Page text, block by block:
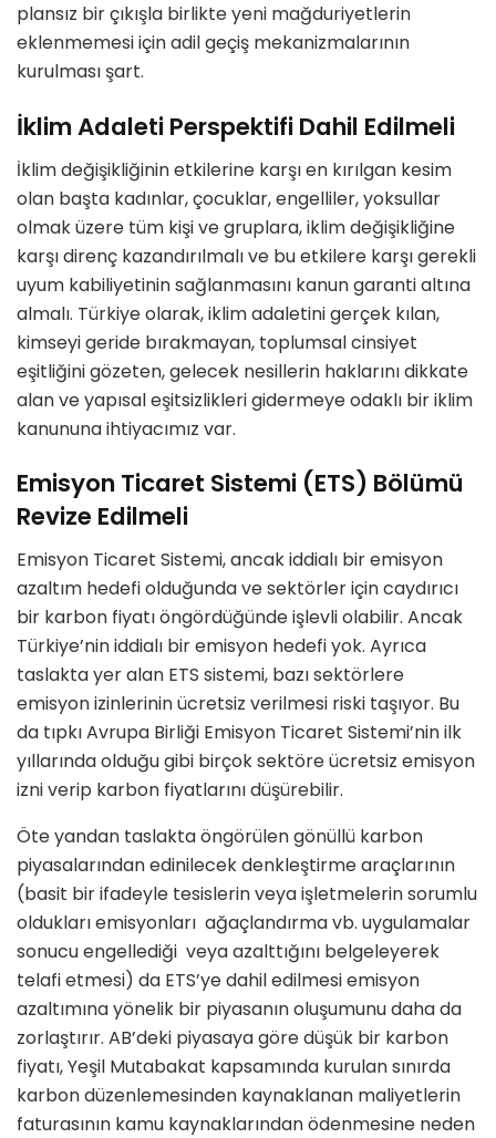
plansız bir çıkışla birlikte yeni mağduriyetlerin
eklenmemesi için adil geçiş mekanizmalarının
kurulması şart.
İklim Adaleti Perspektifi Dahil Edilmeli
İklim değişikliğinin etkilerine karşı en kırılgan kesim
olan başta kadınlar, çocuklar, engelliler, yoksullar
olmak üzere tüm kişi ve gruplara, iklim değişikliğine
karşı direnç kazandırılmalı ve bu etkilere karşı gerekli
uyum kabiliyetinin sağlanmasını kanun garanti altına
almalı. Türkiye olarak, iklim adaletini gerçek kılan,
kimseyi geride bırakmayan, toplumsal cinsiyet
eşitliğini gözeten, gelecek nesillerin haklarını dikkate
alan ve yapısal eşitsizlikleri gidermeye odaklı bir iklim
kanununa ihtiyacımız var.
Emisyon Ticaret Sistemi (ETS) Bölümü
Revize Edilmeli
Emisyon Ticaret Sistemi, ancak iddialı bir emisyon
azaltım hedefi olduğunda ve sektörler için caydırıcı
bir karbon fiyatı öngördüğünde işlevli olabilir. Ancak
Türkiye’nin iddialı bir emisyon hedefi yok. Ayrıca
taslakta yer alan ETS sistemi, bazı sektörlere
emisyon izinlerinin ücretsiz verilmesi riski taşıyor. Bu
da tıpkı Avrupa Birliği Emisyon Ticaret Sistemi’nin ilk
yıllarında olduğu gibi birçok sektöre ücretsiz emisyon
izni verip karbon fiyatlarını düşürebilir.
Öte yandan taslakta öngörülen gönüllü karbon
piyasalarından edinilecek denkleştirme araçlarının
(basit bir ifadeyle tesislerin veya işletmelerin sorumlu
oldukları emisyonları ağaçlandırma vb. uygulamalar
sonucu engellediği veya azalttığını belgeleyerek
telafi etmesi) da ETS’ye dahil edilmesi emisyon
azaltımına yönelik bir piyasanın oluşumunu daha da
zorlaştırır. AB’deki piyasaya göre düşük bir karbon
fiyatı, Yeşil Mutabakat kapsamında kurulan sınırda
karbon düzenlemesinden kaynaklanan maliyetlerin
faturasının kamu kaynaklarından ödenmesine neden